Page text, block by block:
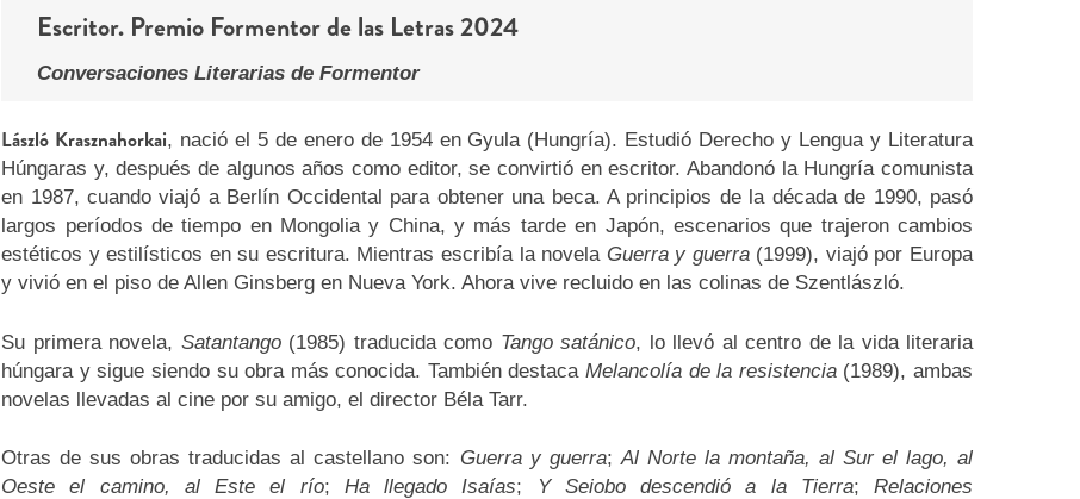
Escritor. Premio Formentor de las Letras 2024
Conversaciones Literarias de Formentor
László Krasznahorkai, nació el 5 de enero de 1954 en Gyula (Hungría). Estudió Derecho y Lengua y Literatura
Húngaras y, después de algunos años como editor, se convirtió en escritor. Abandonó la Hungría comunista
en 1987, cuando viajó a Berlín Occidental para obtener una beca. A principios de la década de 1990, pasó
largos períodos de tiempo en Mongolia y China, y más tarde en Japón, escenarios que trajeron cambios
estéticos y estilísticos en su escritura. Mientras escribía la novela Guerra y guerra(1999), viajó por Europa
y vivió en el piso de Allen Ginsberg en Nueva York. Ahora vive recluido en las colinas de Szentlászló.
Su primera novela, Satantango(1985) traducida como Tango satánico, lo llevó al centro de la vida literaria
húngara y sigue siendo su obra más conocida. También destacaMelancolía de la resistencia(1989), ambas
novelas llevadas al cine por su amigo, el director Béla Tarr.
Otras de sus obras traducidas al castellano son: Guerra y guerra;Al Norte la montaña, al Sur el lago, al
Oeste el camino, al Este el río; Ha llegado Isaías; Y Seiobo descendió a la Tierra;Relaciones